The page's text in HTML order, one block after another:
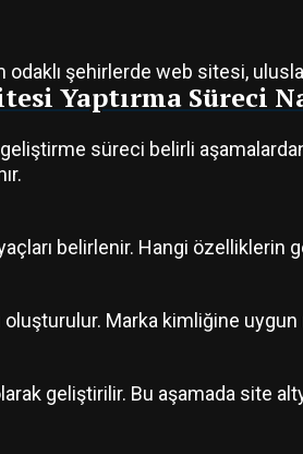
şehirlerde web sitesi,
Yaptırma Süreci
süreci belirli
belirlenir. Hangi
Marka kimliğine
geliştirilir. Bu aşamada site